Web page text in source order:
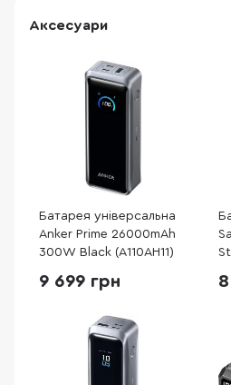
Аксесуари
Батарея універсальна
Anker Prime 26000mAh
300W Black (A110AH11)
9 699 грн